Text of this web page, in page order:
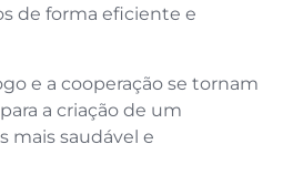
de forma eficiente e
e a cooperação se tornam
a criação de um
mais saudável e